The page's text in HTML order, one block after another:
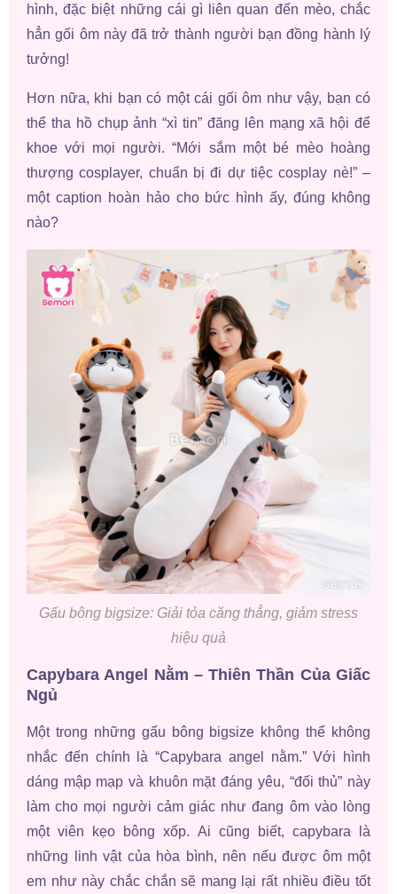
hình, đặc biệt những cái gì liên quan đến mèo, chắc
hẳn gối ôm này đã trở thành người bạn đồng hành lý
tưởng!
Hơn nữa, khi bạn có một cái gối ôm như vậy, bạn có
thể tha hồ chụp ảnh “xì tin” đăng lên mạng xã hội để
khoe với mọi người. “Mới sắm một bé mèo hoàng
thượng cosplayer, chuẩn bị đi dự tiệc cosplay nè!” –
một caption hoàn hảo cho bức hình ấy, đúng không
nào?
Gấu bông bigsize: Giải tỏa căng thẳng, giảm stress
hiệu quả
Capybara Angel Nằm – Thiên Thần Của Giấc
Ngủ
Một trong những gấu bông bigsize không thể không
nhắc đến chính là “Capybara angel nằm.” Với hình
dáng mập mạp và khuôn mặt đáng yêu, “đối thủ” này
làm cho mọi người cảm giác như đang ôm vào lòng
một viên kẹo bông xốp. Ai cũng biết, capybara là
những linh vật của hòa bình, nên nếu được ôm một
em như này chắc chắn sẽ mang lại rất nhiều điều tốt